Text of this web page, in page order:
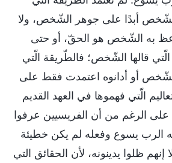
الشّخص أبدًا على جوهر الشّخص، ولا
به الشّخص هو الحقّ، أو حتى
قالها الشّخص؛ فالطّريقة الّتي
أو أدانوه اعتمدت فقط على
الّتي فهموها في العهد القديم
الرغم من أن الفريسيين عرفوا
الرب يسوع وفعله لم يكن خطيئة
إنهم ظلوا يدينونه، لأن الحقائق التي